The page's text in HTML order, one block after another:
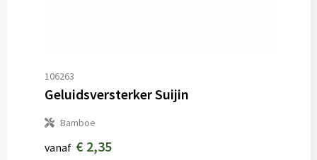
106263
Geluidsversterker Suijin
Bamboe
vanaf € 2,35